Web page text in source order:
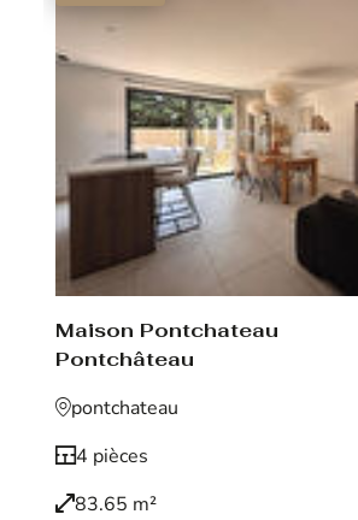
Maison Pontchateau
Pontchâteau
pontchateau
4 pièces
83.65 m²